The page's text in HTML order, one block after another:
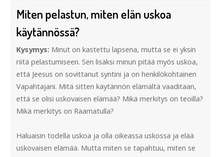
Miten pelastun, miten elän uskoa
käytännössä?
Kysymys: Minut on kastettu lapsena, mutta se ei yksin
riitä pelastumiseen. Sen lisäksi minun pitää myös uskoa,
että Jeesus on sovittanut syntini ja on henkilökohtainen
Vapahtajani. Mitä sitten käytännön elämältä vaaditaan,
että se olisi uskovaisen elämää? Mikä merkitys on teoilla?
Mikä merkitys on Raamatulla?
Haluaisin todella uskoa ja olla oikeassa uskossa ja elää
uskovaisen elämää. Mutta miten se tapahtuu, miten se